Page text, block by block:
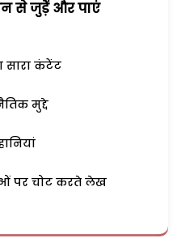
से जुड़ेें और पाएं
सारा कंटेंट
मुद्दे
पर चोट करते लेख